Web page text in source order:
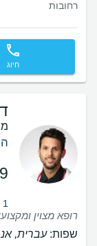
רחובות
חיוג
1 חוות דעת על מיאלומה (סרטן במח העצם)
שפות:עברית,